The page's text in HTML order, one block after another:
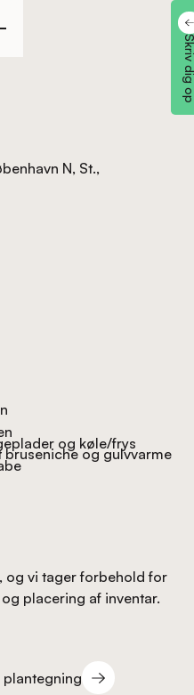
N, St.,
og køle/frys
og gulvvarme
og vi tager forbehold for
placering af inventar.
Download plantegning
plantegning